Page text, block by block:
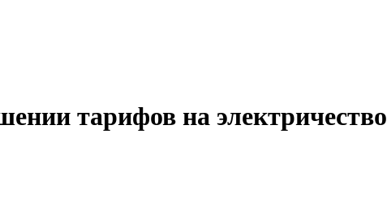
тарифов на электричество